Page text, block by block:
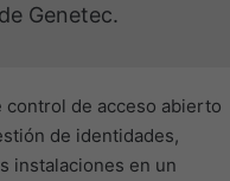
Genetec.
de acceso abierto
de identidades,
instalaciones en un